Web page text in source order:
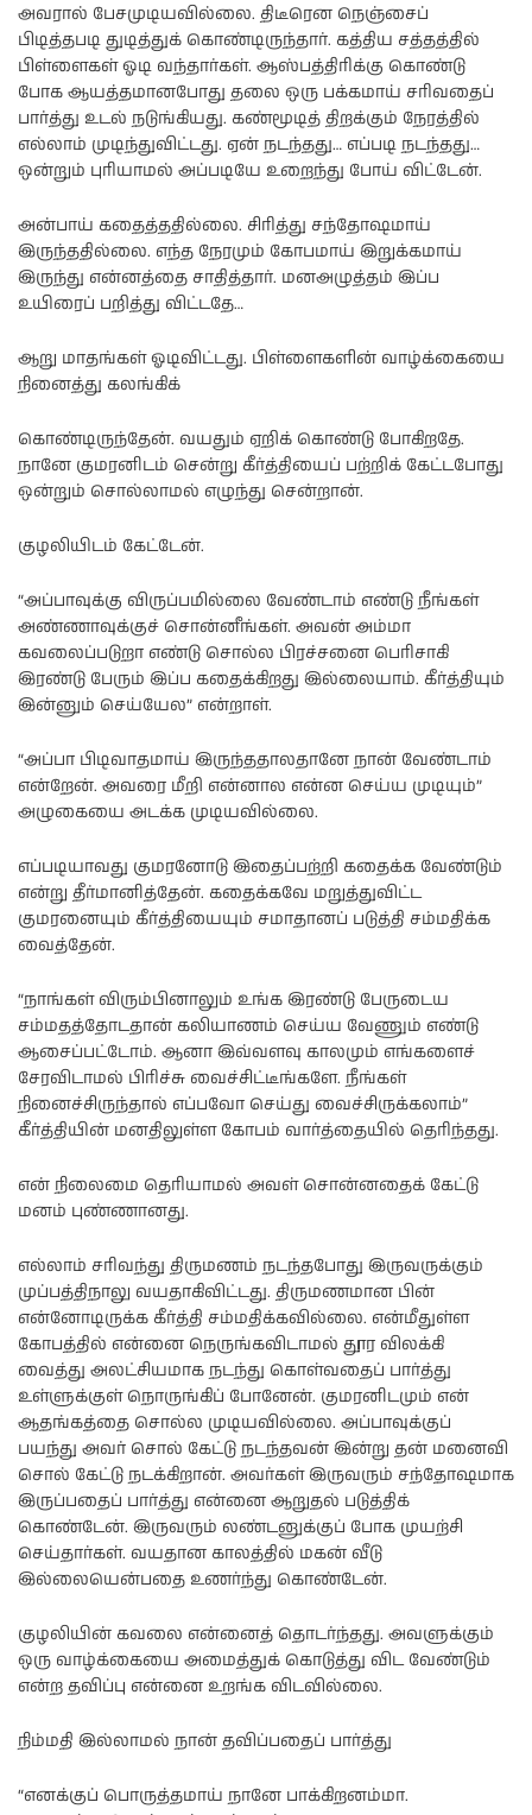
அவரால் பேசமுடியவில்லை. திடீரென நெஞ்சைப்
பிடித்தபடி துடித்துக் கொண்டிருந்தார். கத்திய சத்தத்தில்
பிள்ளைகள் ஓடி வந்தார்கள். ஆஸ்பத்திரிக்கு கொண்டு
போக ஆயத்தமானபோது தலை ஒரு பக்கமாய் சரிவதைப்
பார்த்து உடல் நடுங்கியது. கண்மூடித் திறக்கும் நேரத்தில்
எல்லாம் முடிந்துவிட்டது. ஏன் நடந்தது… எப்படி நடந்தது…
ஒன்றும் புரியாமல் அப்படியே உறைந்து போய் விட்டேன்.
அன்பாய் கதைத்ததில்லை. சிரித்து சந்தோஷமாய்
இருந்ததில்லை. எந்த நேரமும் கோபமாய் இறுக்கமாய்
இருந்து என்னத்தை சாதித்தார். மனஅழுத்தம் இப்ப
உயிரைப் பறித்து விட்டதே…
ஆறு மாதங்கள் ஓடிவிட்டது. பிள்ளைகளின் வாழ்க்கையை
நினைத்து கலங்கிக்
கொண்டிருந்தேன். வயதும் ஏறிக் கொண்டு போகிறதே.
நானே குமரனிடம் சென்று கீர்த்தியைப் பற்றிக் கேட்டபோது
ஒன்றும் சொல்லாமல் எழுந்து சென்றான்.
குழலியிடம் கேட்டேன்.
“அப்பாவுக்கு விருப்பமில்லை வேண்டாம் எண்டு நீங்கள்
அண்ணாவுக்குச் சொன்னீங்கள். அவன் அம்மா
கவலைப்படுறா எண்டு சொல்ல பிரச்சனை பெரிசாகி
இரண்டு பேரும் இப்ப கதைக்கிறது இல்லையாம். கீர்த்தியும்
இன்னும் செய்யேல” என்றாள்.
“அப்பா பிடிவாதமாய் இருந்ததாலதானே நான் வேண்டாம்
என்றேன். அவரை மீறி என்னால என்ன செய்ய முடியும்”
அழுகையை அடக்க முடியவில்லை.
எப்படியாவது குமரனோடு இதைப்பற்றி கதைக்க வேண்டும்
என்று தீர்மானித்தேன். கதைக்கவே மறுத்துவிட்ட
குமரனையும் கீர்த்தியையும் சமாதானப் படுத்தி சம்மதிக்க
வைத்தேன்.
“நாங்கள் விரும்பினாலும் உங்க இரண்டு பேருடைய
சம்மதத்தோடதான் கலியாணம் செய்ய வேணும் எண்டு
ஆசைப்பட்டோம். ஆனா இவ்வளவு காலமும் எங்களைச்
சேரவிடாமல் பிரிச்சு வைச்சிட்டீங்களே. நீங்கள்
நினைச்சிருந்தால் எப்பவோ செய்து வைச்சிருக்கலாம்”
கீர்த்தியின் மனதிலுள்ள கோபம் வார்த்தையில் தெரிந்தது.
என் நிலைமை தெரியாமல் அவள் சொன்னதைக் கேட்டு
மனம் புண்ணானது.
எல்லாம் சரிவந்து திருமணம் நடந்தபோது இருவருக்கும்
முப்பத்திநாலு வயதாகிவிட்டது. திருமணமான பின்
என்னோடிருக்க கீர்த்தி சம்மதிக்கவில்லை. என்மீதுள்ள
கோபத்தில் என்னை நெருங்கவிடாமல் தூர விலக்கி
வைத்து அலட்சியமாக நடந்து கொள்வதைப் பார்த்து
உள்ளுக்குள் நொருங்கிப் போனேன். குமரனிடமும் என்
ஆதங்கத்தை சொல்ல முடியவில்லை. அப்பாவுக்குப்
பயந்து அவர் சொல் கேட்டு நடந்தவன் இன்று தன் மனைவி
சொல் கேட்டு நடக்கிறான். அவர்கள் இருவரும் சந்தோஷமாக
இருப்பதைப் பார்த்து என்னை ஆறுதல் படுத்திக்
கொண்டேன். இருவரும் லண்டனுக்குப் போக முயற்சி
செய்தார்கள். வயதான காலத்தில் மகன் வீடு
இல்லையென்பதை உணர்ந்து கொண்டேன்.
குழலியின் கவலை என்னைத் தொடர்ந்தது. அவளுக்கும்
ஒரு வாழ்க்கையை அமைத்துக் கொடுத்து விட வேண்டும்
என்ற தவிப்பு என்னை உறங்க விடவில்லை.
நிம்மதி இல்லாமல் நான் தவிப்பதைப் பார்த்து
“எனக்குப் பொருத்தமாய் நானே பாக்கிறனம்மா.